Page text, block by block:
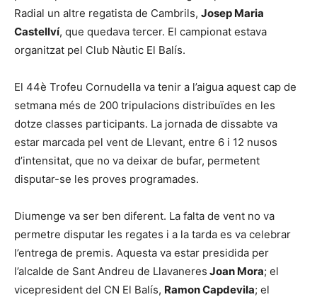
Radial un altre regatista de Cambrils, Josep Maria
Castellví, que quedava tercer. El campionat estava
organitzat pel Club Nàutic El Balís.
El 44è Trofeu Cornudella va tenir a l’aigua aquest cap de
setmana més de 200 tripulacions distribuïdes en les
dotze classes participants. La jornada de dissabte va
estar marcada pel vent de Llevant, entre 6 i 12 nusos
d’intensitat, que no va deixar de bufar, permetent
disputar-se les proves programades.
Diumenge va ser ben diferent. La falta de vent no va
permetre disputar les regates i a la tarda es va celebrar
l’entrega de premis. Aquesta va estar presidida per
l’alcalde de Sant Andreu de Llavaneres Joan Mora; el
vicepresident del CN El Balís, Ramon Capdevila; el